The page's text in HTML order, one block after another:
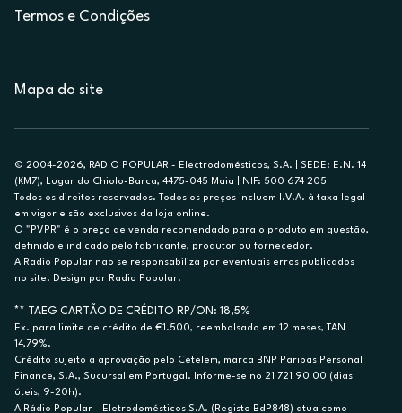
Termos e Condições
Mapa do site
© 2004-2026, RADIO POPULAR - Electrodomésticos, S.A. | SEDE: E.N. 14
(KM7), Lugar do Chiolo-Barca, 4475-045 Maia | NIF: 500 674 205
Todos os direitos reservados. Todos os preços incluem I.V.A. à taxa legal
em vigor e são exclusivos da loja online.
O "PVPR" é o preço de venda recomendado para o produto em questão,
definido e indicado pelo fabricante, produtor ou fornecedor.
A Radio Popular não se responsabiliza por eventuais erros publicados
no site. Design por Radio Popular.
** TAEG CARTÃO DE CRÉDITO RP/ON: 18,5%
Ex. para limite de crédito de €1.500, reembolsado em 12 meses, TAN
14,79%.
Crédito sujeito a aprovação pelo Cetelem, marca BNP Paribas Personal
Finance, S.A., Sucursal em Portugal. Informe-se no 21 721 90 00 (dias
úteis, 9-20h).
A Rádio Popular – Eletrodomésticos S.A. (Registo BdP848) atua como